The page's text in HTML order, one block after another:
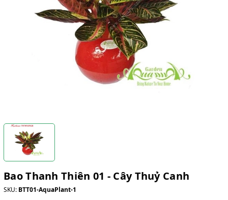
Bao Thanh Thiên 01 - Cây Thuỷ Canh
SKU: BTT01-AquaPlant-1